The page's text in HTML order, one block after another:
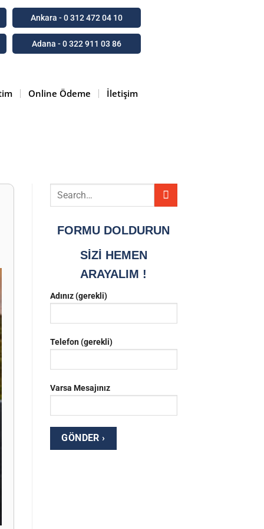
Ankara - 0 312 472 04 10
Adana - 0 322 911 03 86
Online Ödeme İletişim
FORMU DOLDURUN
SİZİ HEMEN
ARAYALIM !
Adınız (gerekli)
Telefon (gerekli)
Varsa Mesajınız